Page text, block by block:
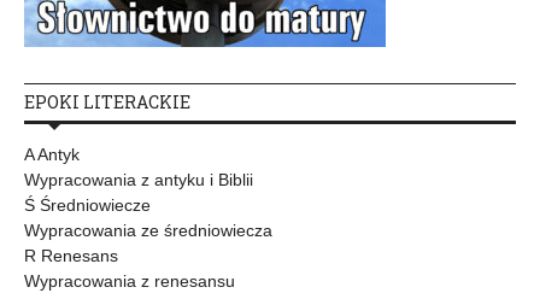
EPOKI LITERACKIE
A Antyk
Wypracowania z antyku i Biblii
Ś Średniowiecze
Wypracowania ze średniowiecza
R Renesans
Wypracowania z renesansu